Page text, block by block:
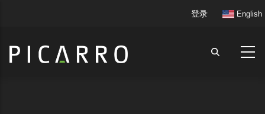
User
登录 English